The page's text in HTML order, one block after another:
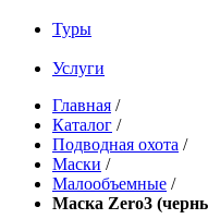
Туры
Услуги
Главная /
Каталог /
Подводная охота /
Маски /
Малообъемные /
Маска Zero3